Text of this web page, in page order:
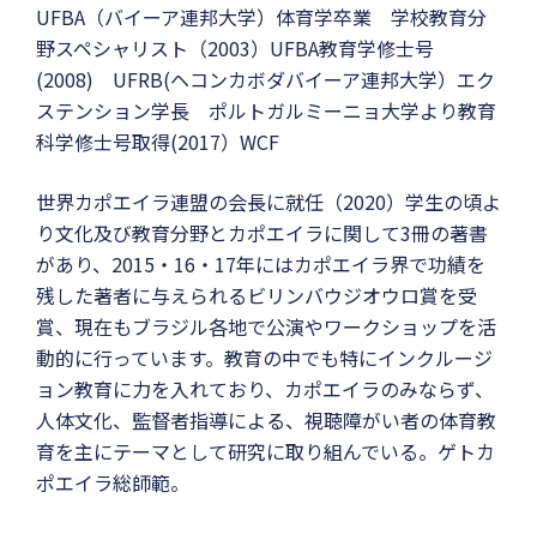
UFBA（バイーア連邦大学）体育学卒業 学校教育分
野スペシャリスト（2003）UFBA教育学修士号
(2008) UFRB(ヘコンカボダバイーア連邦大学）エク
ステンション学長 ポルトガルミーニョ大学より教育
科学修士号取得(2017）WCF
世界カポエイラ連盟の会長に就任（2020）学生の頃よ
り文化及び教育分野とカポエイラに関して3冊の著書
があり、2015・16・17年にはカポエイラ界で功績を
残した著者に与えられるビリンバウジオウロ賞を受
賞、現在もブラジル各地で公演やワークショップを活
動的に行っています。教育の中でも特にインクルージ
ョン教育に力を入れており、カポエイラのみならず、
人体文化、監督者指導による、視聴障がい者の体育教
育を主にテーマとして研究に取り組んでいる。ゲトカ
ポエイラ総師範。